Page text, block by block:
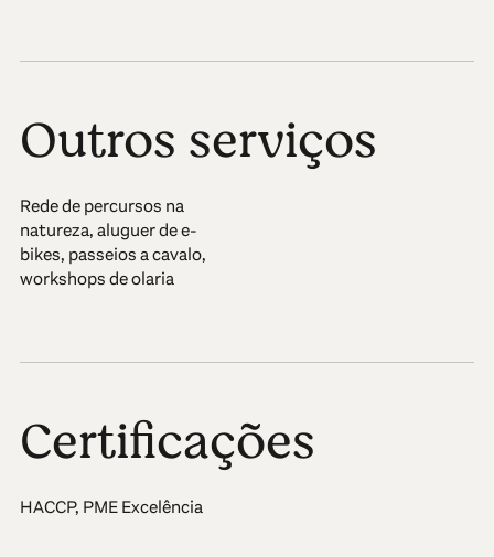
Outros serviços
Rede de percursos na
natureza, aluguer de e-
bikes, passeios a cavalo,
workshops de olaria
Certificações
HACCP, PME Excelência